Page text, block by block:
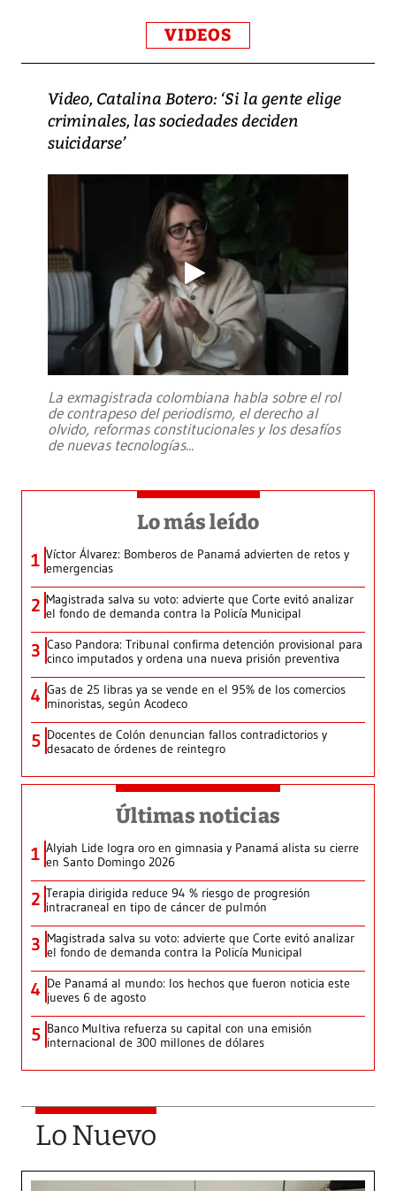
VIDEOS
Video, Catalina Botero: ‘Si la gente elige
criminales, las sociedades deciden
suicidarse’
La exmagistrada colombiana habla sobre el rol
de contrapeso del periodismo, el derecho al
olvido, reformas constitucionales y los desafíos
de nuevas tecnologías...
Lo más leído
1 Víctor Álvarez: Bomberos de Panamá advierten de retos y
emergencias
2 Magistrada salva su voto: advierte que Corte evitó analizar
el fondo de demanda contra la Policía Municipal
3 Caso Pandora: Tribunal confirma detención provisional para
cinco imputados y ordena una nueva prisión preventiva
4 Gas de 25 libras ya se vende en el 95% de los comercios
minoristas, según Acodeco
5 Docentes de Colón denuncian fallos contradictorios y
desacato de órdenes de reintegro
Últimas noticias
1 Alyiah Lide logra oro en gimnasia y Panamá alista su cierre
en Santo Domingo 2026
2 Terapia dirigida reduce 94 % riesgo de progresión
intracraneal en tipo de cáncer de pulmón
3 Magistrada salva su voto: advierte que Corte evitó analizar
el fondo de demanda contra la Policía Municipal
4 De Panamá al mundo: los hechos que fueron noticia este
jueves 6 de agosto
5 Banco Multiva refuerza su capital con una emisión
internacional de 300 millones de dólares
Lo Nuevo